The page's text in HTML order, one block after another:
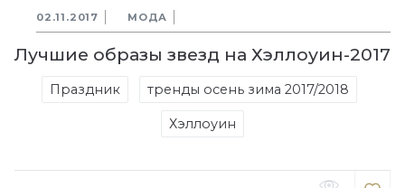
02.11.2017 МОДА
Лучшие образы звезд на Хэллоуин-2017
Праздник тренды осень зима 2017/2018
Хэллоуин